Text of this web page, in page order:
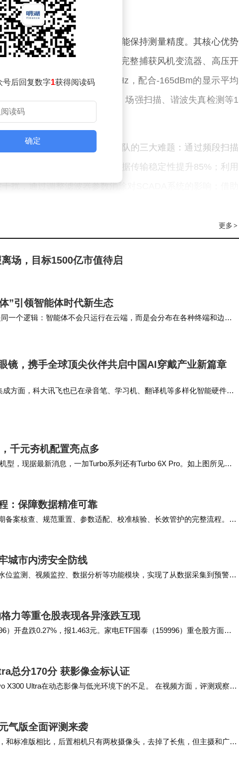
标杆工具。
-40℃至65℃的极端环境下仍能保持测量精度。其核心优势
宽与10μs最小驻留时间，可完整捕获风机变流器、高压开
指标优于-110dBc/Hz@10kHz，配合-165dBm的显示平均
信号；再者，集成频谱分析、场强扫描、谐波失真检测等1
到场站验收的全流程测试。
成功解决了长期困扰运维团队的三大难题：通过频段扫描
区，指导加装定向天线后数据传输稳定性提升85%；利用
扰，通过调整滤波器参数消除对SCADA系统的影响；借助
中的实战价值。
了设备的操作体验：8.4英寸高亮显示屏支持触控与按键双
置的Pass-Fail自动判别系统可按照IEC 61000-4-3等国际
泛应用于华能、金风等企业的陆上大基地、海上风电与分
险的关键装备。
号后回复数字1获得阅读码
确定
更多 >
场，目标1500亿市值待启
”引领智能体时代新生态
一个逻辑：智能体不会只运行在云端，而是会分布在各种终端和边缘
生活中心，而在AI时代，智能体AI正在让计…
镜，携手全球顶尖伙伴共启中国AI穿戴产业新篇章
方面，科大讯飞也已在录音笔、学习机、翻译机等多样化智能硬件产
传感模组、整机工业设…
千元夯机配置亮点多
型，现据最新消息，一加Turbo系列还有Turbo 6X Pro。如上图所见，
：保障数据精准可靠
案核查、规范重置、参数适配、校准核验、长效管护的完整流程。常
监测设备稳定运行，确保水质监测数据精准可靠…
城市内涝安全防线
监测、视频监控、数据分析等功能模块，实现了从数据采集到预警发
等系统深度融合，构建综合性的城市水安全管理平…
力等重仓股表现各异涨跌互现
开盘跌0.27%，报1.463元。家电ETF国泰（159996）重仓股方面，
总分170分 获影像金标认证
Ultra在动态影像与低光环境下的不足。 在视频方面，评测观察到
是画面存在运动时更为明…
气版全面评测来袭
标准版相比，后置相机只有两枚摄像头，去掉了长焦，但主摄和广角
光圈，等效焦距23mm，…